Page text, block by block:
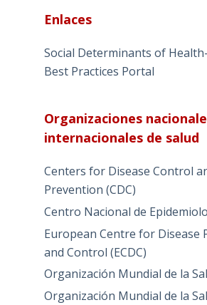
Enlaces
Social Determinants of
Best Practices Portal
Organizaciones
internacionales de salud
Centers for Disease Control
Prevention (CDC)
Centro Nacional de
European Centre for Disease
and Control (ECDC)
Organización Mundial de la
Organización Mundial de la